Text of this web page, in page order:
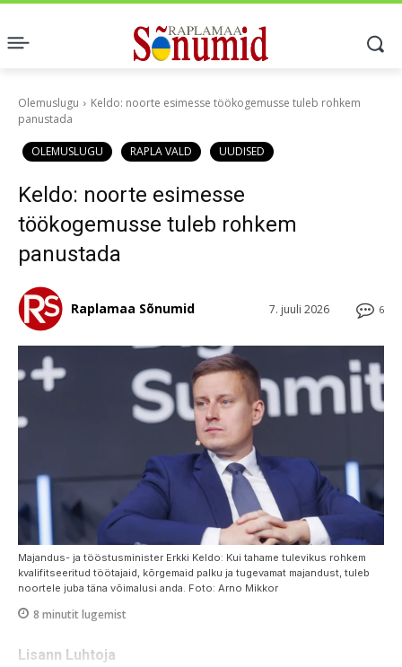
Olemuslugu
Keldo: noorte esimesse töökogemusse tuleb rohkem
panustada
OLEMUSLUGU RAPLA VALD UUDISED
Keldo: noorte esimesse
töökogemusse tuleb rohkem
panustada
6
7. juuli 2026
Raplamaa Sõnumid
Majandus- ja tööstusminister Erkki Keldo: Kui tahame tulevikus rohkem
kvalifitseeritud töötajaid, kõrgemaid palku ja tugevamat majandust, tuleb
noortele juba täna võimalusi anda. Foto: Arno Mikkor
8 minutit lugemist
Lisann Luhtoja